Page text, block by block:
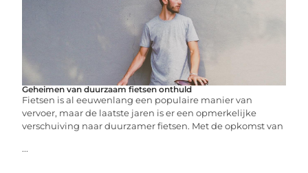
Geheimen van duurzaam fietsen onthuld
Fietsen is al eeuwenlang een populaire manier van
vervoer, maar de laatste jaren is er een opmerkelijke
verschuiving naar duurzamer fietsen. Met de opkomst van
...